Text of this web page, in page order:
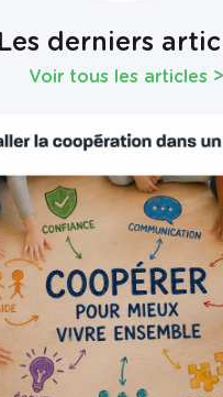
Les derniers
Voir tous les articles >